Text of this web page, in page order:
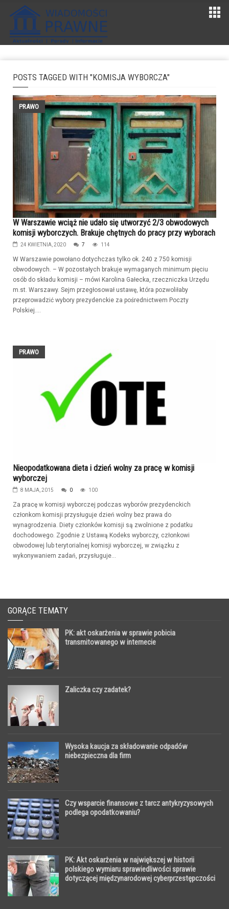
POSTS TAGGED WITH "KOMISJA WYBORCZA"
PRAWO
W Warszawie wciąż nie udało się utworzyć 2/3 obwodowych
komisji wyborczych. Brakuje chętnych do pracy przy wyborach
24 KWIETNIA, 2020 7 114
W Warszawie powołano dotychczas tylko ok. 240 z 750 komisji
obwodowych. – W pozostałych brakuje wymaganych minimum pięciu
osób do składu komisji – mówi Karolina Gałecka, rzeczniczka Urzędu
m.st. Warszawy. Sejm przegłosował ustawę, która pozwoliłaby
przeprowadzić wybory prezydenckie za pośrednictwem Poczty
Polskiej....
PRAWO
Nieopodatkowana dieta i dzień wolny za pracę w komisji
wyborczej
8 MAJA, 2015 0 100
Za pracę w komisji wyborczej podczas wyborów prezydenckich
członkom komisji przysługuje dzień wolny bez prawa do
wynagrodzenia. Diety członków komisji są zwolnione z podatku
dochodowego. Zgodnie z Ustawą Kodeks wyborczy, członkowi
obwodowej lub terytorialnej komisji wyborczej, w związku z
wykonywaniem zadań, przysługuje...
GORĄCE TEMATY
PK: akt oskarżenia w sprawie pobicia
transmitowanego w internecie
Zaliczka czy zadatek?
Wysoka kaucja za składowanie odpadów
niebezpieczna dla firm
Czy wsparcie finansowe z tarcz antykryzysowych
podlega opodatkowaniu?
PK: Akt oskarżenia w największej w historii
polskiego wymiaru sprawiedliwości sprawie
dotyczącej międzynarodowej cyberprzestępczości